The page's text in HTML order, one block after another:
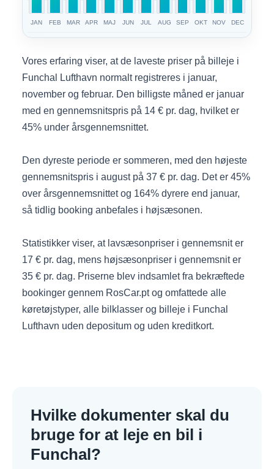
JAN FEB MAR APR MAJ JUN JUL AUG SEP OKT NOV DEC
Vores erfaring viser, at de laveste priser på billeje i
Funchal Lufthavn normalt registreres i januar,
november og februar. Den billigste måned er januar
med en gennemsnitspris på 14 € pr. dag, hvilket er
45% under årsgennemsnittet.
Den dyreste periode er sommeren, med den højeste
gennemsnitspris i august på 37 € pr. dag. Det er 45%
over årsgennemsnittet og 164% dyrere end januar,
så tidlig booking anbefales i højsæsonen.
Statistikker viser, at lavsæsonpriser i gennemsnit er
17 € pr. dag, mens højsæsonpriser i gennemsnit er
35 € pr. dag. Priserne blev indsamlet fra bekræftede
bookinger gennem RosCar.pt og omfattede alle
køretøjstyper, alle bilklasser og billeje i Funchal
Lufthavn uden depositum og uden kreditkort.
Hvilke dokumenter skal du
bruge for at leje en bil i
Funchal?